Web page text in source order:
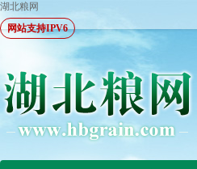
湖北粮网
网站支持IPV6